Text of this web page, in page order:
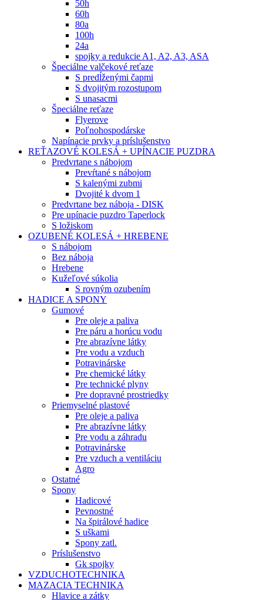
50h
60h
80a
100h
24a
spojky a redukcie A1, A2, A3, ASA
Špeciálne valčekové reťaze
S predĺženými čapmi
S dvojitým rozostupom
S unasacmi
Špeciálne reťaze
Flyerove
Poľnohospodárske
Napínacie prvky a príslušenstvo
REŤAZOVÉ KOLESÁ + UPÍNACIE PUZDRA
Predvrtane s nábojom
Prevŕtané s nábojom
S kalenými zubmi
Dvojité k dvom 1
Predvrtane bez náboja - DISK
Pre upínacie puzdro Taperlock
S ložiskom
OZUBENÉ KOLESÁ + HREBENE
S nábojom
Bez náboja
Hrebene
Kužeľové súkolia
S rovným ozubením
HADICE A SPONY
Gumové
Pre oleje a paliva
Pre páru a horúcu vodu
Pre abrazívne látky
Pre vodu a vzduch
Potravinárske
Pre chemické látky
Pre technické plyny
Pre dopravné prostriedky
Priemyselné plastové
Pre oleje a paliva
Pre abrazívne látky
Pre vodu a záhradu
Potravinárske
Pre vzduch a ventiláciu
Agro
Ostatné
Spony
Hadicové
Pevnostné
Na špirálové hadice
S uškami
Spony zatl.
Príslušenstvo
Gk spojky
VZDUCHOTECHNIKA
MAZACIA TECHNIKA
Hlavice a zátky